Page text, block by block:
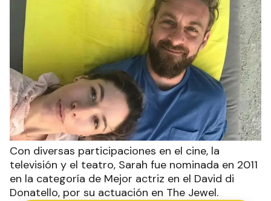
Con diversas participaciones en el cine, la
televisión y el teatro, Sarah fue nominada en 2011
en la categoría de Mejor actriz en el David di
Donatello, por su actuación en The Jewel.